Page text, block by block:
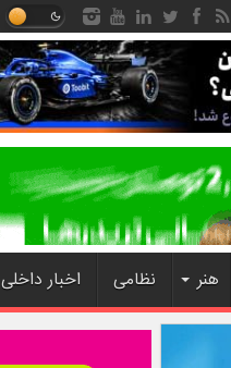
هنر نظامی اخبار داخلی